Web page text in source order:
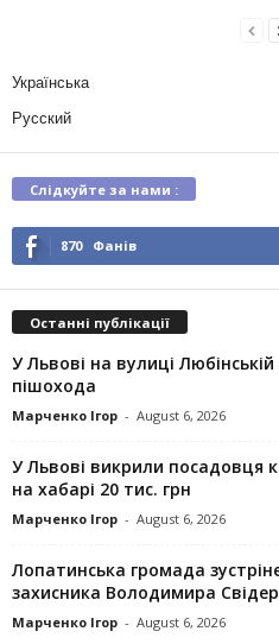
Українська
Русский
Слідкуйте за нами :
870 Фанів
Останні публікації
У Львові на вулиці
пішохода
Марченко Ігор - August 6, 2026
У Львові викрили посадовця
на хабарі 20 тис. грн
Марченко Ігор - August 6, 2026
Лопатинська громада
захисника Володимира
Марченко Ігор - August 6, 2026